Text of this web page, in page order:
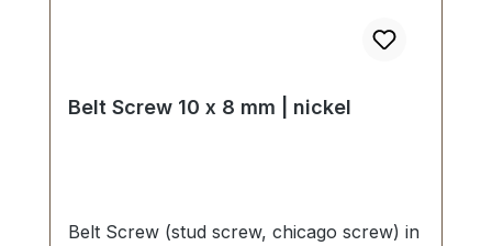
Belt Screw 10 x 8 mm | nickel
Belt Screw (stud screw, chicago screw) in